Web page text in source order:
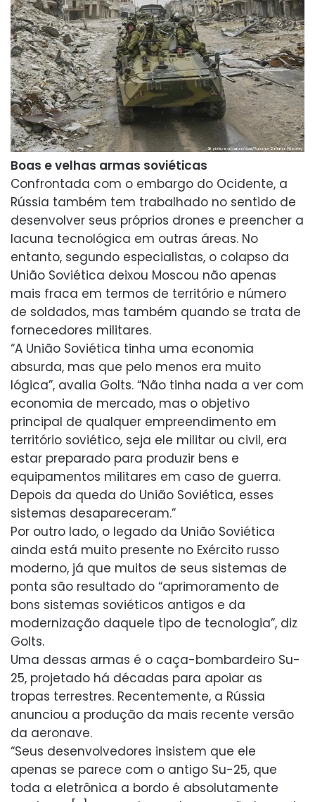
Boas e velhas armas soviéticas
Confrontada com o embargo do Ocidente, a
Rússia também tem trabalhado no sentido de
desenvolver seus próprios drones e preencher a
lacuna tecnológica em outras áreas. No
entanto, segundo especialistas, o colapso da
União Soviética deixou Moscou não apenas
mais fraca em termos de território e número
de soldados, mas também quando se trata de
fornecedores militares.
“A União Soviética tinha uma economia
absurda, mas que pelo menos era muito
lógica”, avalia Golts. “Não tinha nada a ver com
economia de mercado, mas o objetivo
principal de qualquer empreendimento em
território soviético, seja ele militar ou civil, era
estar preparado para produzir bens e
equipamentos militares em caso de guerra.
Depois da queda do União Soviética, esses
sistemas desapareceram.”
Por outro lado, o legado da União Soviética
ainda está muito presente no Exército russo
moderno, já que muitos de seus sistemas de
ponta são resultado do “aprimoramento de
bons sistemas soviéticos antigos e da
modernização daquele tipo de tecnologia”, diz
Golts.
Uma dessas armas é o caça-bombardeiro Su-
25, projetado há décadas para apoiar as
tropas terrestres. Recentemente, a Rússia
anunciou a produção da mais recente versão
da aeronave.
“Seus desenvolvedores insistem que ele
apenas se parece com o antigo Su-25, que
toda a eletrônica a bordo é absolutamente